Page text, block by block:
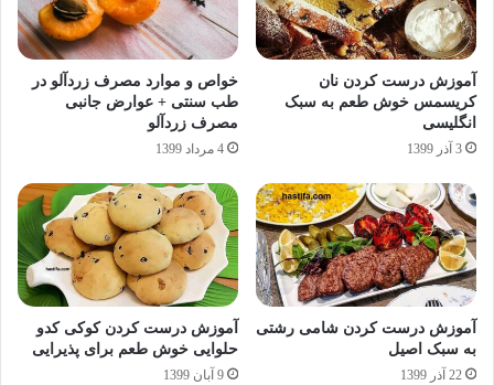
آموزش درست کردن نان
کریسمس خوش طعم به سبک
انگلیسی
3 آذر 1399
خواص و موارد مصرف زردآلو در
طب سنتی + عوارض جانبی
مصرف زردآلو
4 مرداد 1399
آموزش درست کردن شامی رشتی
به سبک اصیل
22 آذر 1399
آموزش درست کردن کوکی کدو
حلوایی خوش طعم برای پذیرایی
9 آبان 1399